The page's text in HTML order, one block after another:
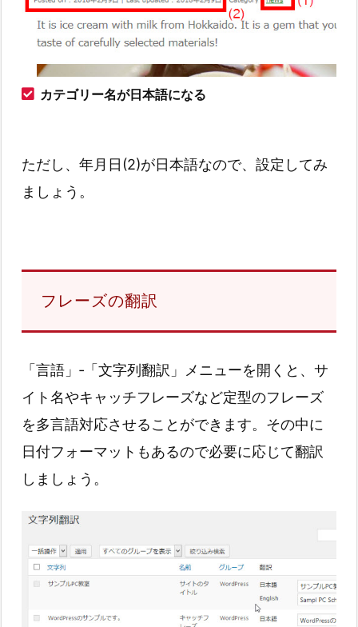
カテゴリー名が日本語になる
ただし、年月日(2)が日本語なので、設定してみ
ましょう。
フレーズの翻訳
「言語」‐「文字列翻訳」メニューを開くと、サ
イト名やキャッチフレーズなど定型のフレーズ
を多言語対応させることができます。その中に
日付フォーマットもあるので必要に応じて翻訳
しましょう。